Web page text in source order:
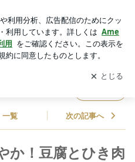
み笑いのカフェごはん『syu
の更新通知
を受け取りまし
開く
一覧 次の記事へ
か！豆腐とひき肉